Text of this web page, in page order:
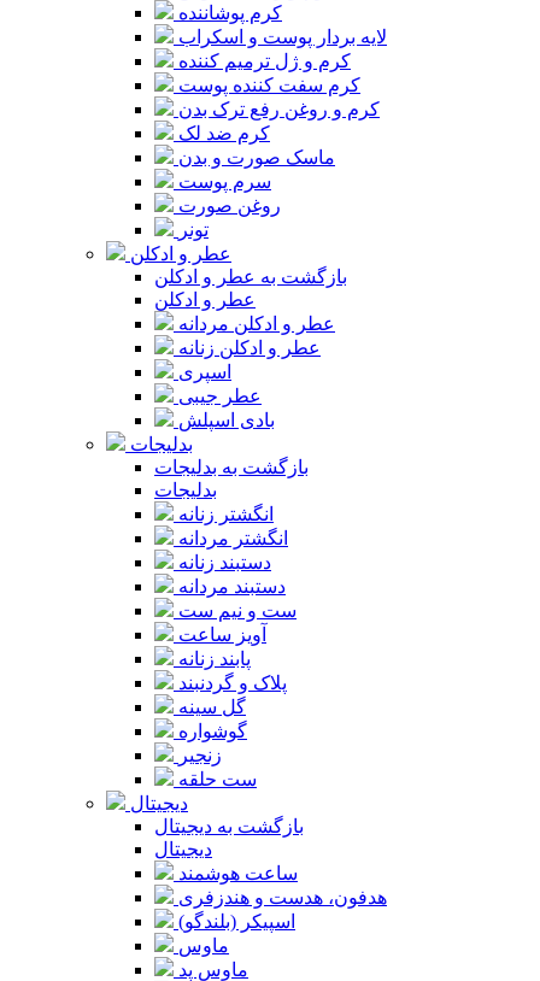
کرم پوشاننده
لایه بردار پوست و اسکراب
کرم و ژل ترمیم کننده
کرم سفت کننده پوست
کرم و روغن رفع ترک بدن
کرم ضد لک
ماسک صورت و بدن
سرم پوست
روغن صورت
تونر
عطر و ادکلن
بازگشت به عطر و ادکلن
عطر و ادکلن
عطر و ادکلن مردانه
عطر و ادکلن زنانه
اسپری
عطر جیبی
بادی اسپلش
بدلیجات
بازگشت به بدلیجات
بدلیجات
انگشتر زنانه
انگشتر مردانه
دستبند زنانه
دستبند مردانه
ست و نیم ست
آویز ساعت
پابند زنانه
پلاک و گردنبند
گل سینه
گوشواره
زنجیر
ست حلقه
دیجیتال
بازگشت به دیجیتال
دیجیتال
ساعت هوشمند
هدفون، هدست و هندزفری
اسپیکر (بلندگو)
ماوس
ماوس پد